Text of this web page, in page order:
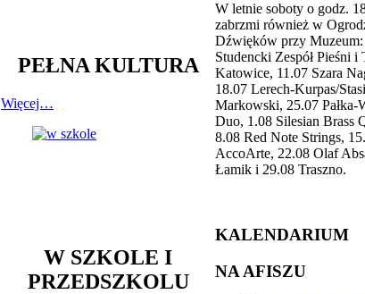
PEŁNA KULTURA
Więcej…
W SZKOLE I
PRZEDSZKOLU
W letnie soboty o godz.
zabrzmi również w
Dźwięków przy
Studencki Zespół Pieśni i
Katowice, 11.07 Szara
18.07 Lerech-Kurpas/
Markowski, 25.07 Pałka-
Duo, 1.08 Silesian Brass
8.08 Red Note Strings,
AccoArte, 22.08 Olaf
Łamik i 29.08 Traszno.
KALENDARIUM
NA AFISZU